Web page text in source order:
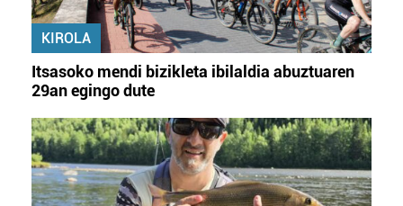
KIROLA
Itsasoko mendi bizikleta ibilaldia abuztuaren
29an egingo dute